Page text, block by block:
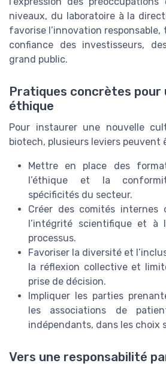
niveaux, du laboratoire à la
favorise l’innovation
confiance des investisseurs,
grand public.
Pratiques concrètes pour
éthique
Pour instaurer une nouvelle
biotech, plusieurs leviers peuvent
Mettre en place des
l’éthique et la
spécificités du secteur.
Créer des comités internes
l’intégrité scientifique et à
processus.
Favoriser la diversité et
la réflexion collective et
prise de décision.
Impliquer les parties
les associations de
indépendants, dans les choix
Vers une responsabilité